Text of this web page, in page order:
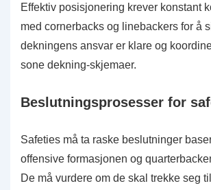
Effektiv posisjonering krever konstant
med cornerbacks og linebackers for å
dekningens ansvar er klare og
sone dekning-skjemaer.
Beslutningsprosesser for
Safeties må ta raske beslutninger
offensive formasjonen og
De må vurdere om de skal trekke seg